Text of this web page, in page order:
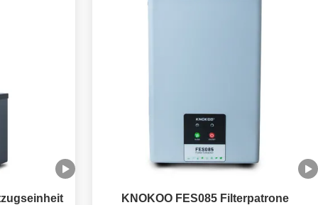
KNOKOO FES085 Filterpatrone